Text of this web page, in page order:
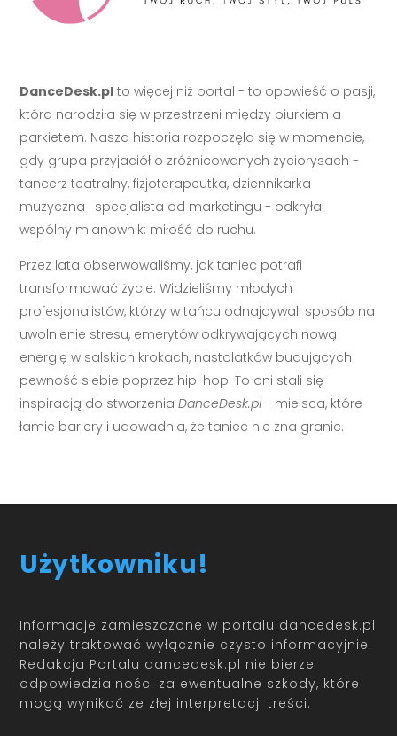
DanceDesk.pl to więcej niż portal - to opowieść o pasji,
która narodziła się w przestrzeni między biurkiem a
parkietem. Nasza historia rozpoczęła się w momencie,
gdy grupa przyjaciół o zróżnicowanych życiorysach -
tancerz teatralny, fizjoterapeutka, dziennikarka
muzyczna i specjalista od marketingu - odkryła
wspólny mianownik: miłość do ruchu.
Przez lata obserwowaliśmy, jak taniec potrafi
transformować życie. Widzieliśmy młodych
profesjonalistów, którzy w tańcu odnajdywali sposób na
uwolnienie stresu, emerytów odkrywających nową
energię w salskich krokach, nastolatków budujących
pewność siebie poprzez hip-hop. To oni stali się
inspiracją do stworzeniaDanceDesk.pl - miejsca, które
łamie bariery i udowadnia, że taniec nie zna granic.
Użytkowniku!
Informacje zamieszczone w portalu dancedesk.pl
należy traktować wyłącznie czysto informacyjnie.
Redakcja Portalu dancedesk.pl nie bierze
odpowiedzialności za ewentualne szkody, które
mogą wynikać ze złej interpretacji treści.